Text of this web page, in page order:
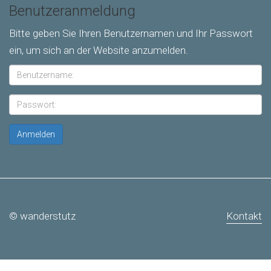
Benutzeranmeldung
Bitte geben Sie Ihren Benutzernamen und Ihr Passwort
ein, um sich an der Website anzumelden.
© wanderstutz Kontakt